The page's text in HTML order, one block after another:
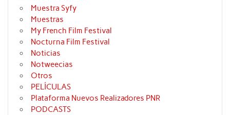
Muestra Syfy
Muestras
My French Film Festival
Nocturna Film Festival
Noticias
Notweecias
Otros
PELÍCULAS
Plataforma Nuevos Realizadores PNR
PODCASTS